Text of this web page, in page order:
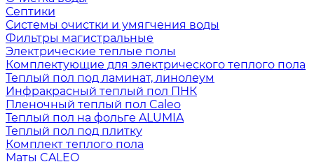
Септики
Системы очистки и умягчения воды
Фильтры магистральные
Электрические теплые полы
Комплектующие для электрического теплого пола
Теплый пол под ламинат, линолеум
Инфракрасный теплый пол ПНК
Пленочный теплый пол Caleo
Теплый пол на фольге ALUMIA
Теплый пол под плитку
Комплект теплого пола
Маты CALEO